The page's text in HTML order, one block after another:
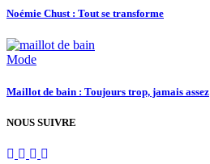
Noémie Chust : Tout se transforme
Mode
Maillot de bain : Toujours trop, jamais assez
NOUS SUIVRE